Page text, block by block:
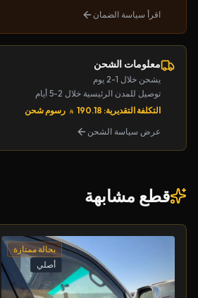
اقرأ سياسة الضمان
معلومات الشحن
يشحن خلال 1-2 يوم
توصيل للمدن الرئيسية خلال 2-5 أيام
التكلفة التقديرية: 190.18
رسوم شحن
عرض سياسة الشحن
قطع مشابهة
بحالة ممتازة
أصلي